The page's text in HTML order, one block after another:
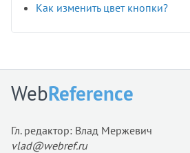
Как изменить цвет кнопки?
WebReference
Гл. редактор: Влад Мержевич
vlad@webref.ru